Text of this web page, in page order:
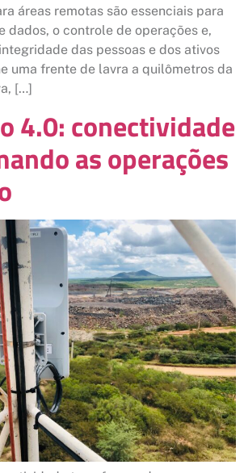
áreas remotas são essenciais para
dados, o controle de operações e,
das pessoas e dos ativos
uma frente de lavra a quilômetros da
[…]
4.0: conectividade
as operações